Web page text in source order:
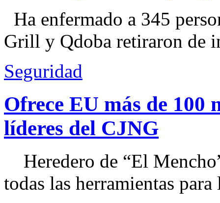
Ha enfermado a 345
Grill y Qdoba retiraron de
Seguridad
Ofrece EU más de 100
líderes del CJNG
Heredero de “El
todas las herramientas